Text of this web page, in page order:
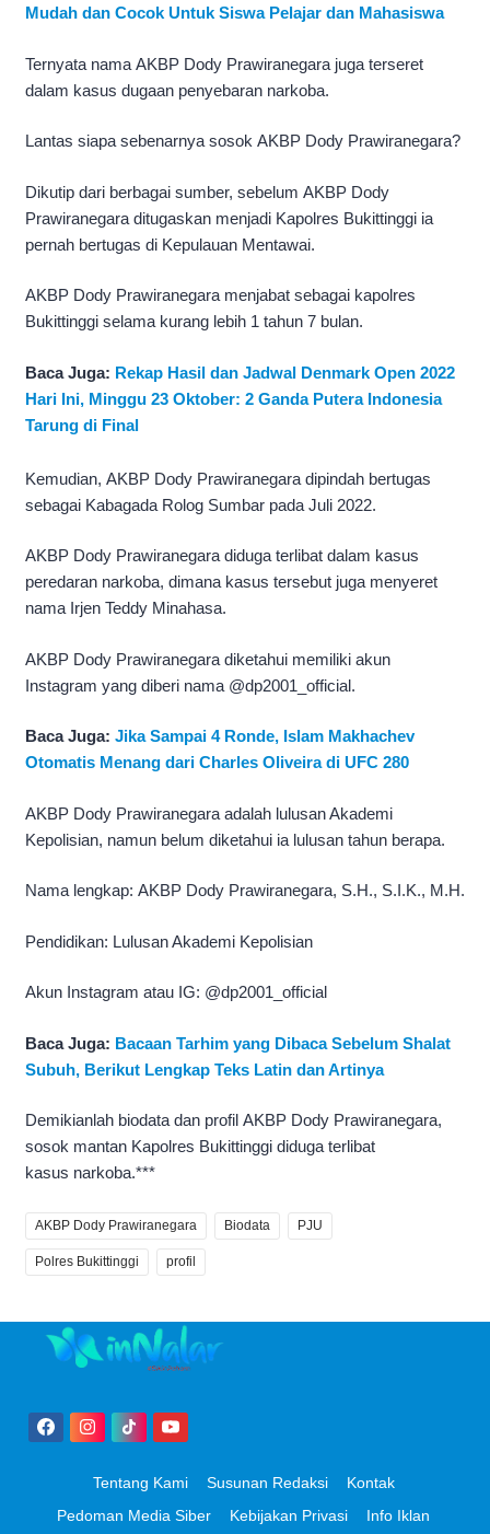
Mudah dan Cocok Untuk Siswa Pelajar dan Mahasiswa
Ternyata nama AKBP Dody Prawiranegara juga terseret
dalam kasus dugaan penyebaran narkoba.
Lantas siapa sebenarnya sosok AKBP Dody Prawiranegara?
Dikutip dari berbagai sumber, sebelum AKBP Dody
Prawiranegara ditugaskan menjadi Kapolres Bukittinggi ia
pernah bertugas di Kepulauan Mentawai.
AKBP Dody Prawiranegara menjabat sebagai kapolres
Bukittinggi selama kurang lebih 1 tahun 7 bulan.
Baca Juga: Rekap Hasil dan Jadwal Denmark Open 2022
Hari Ini, Minggu 23 Oktober: 2 Ganda Putera Indonesia
Tarung di Final
Kemudian, AKBP Dody Prawiranegara dipindah bertugas
sebagai Kabagada Rolog Sumbar pada Juli 2022.
AKBP Dody Prawiranegara diduga terlibat dalam kasus
peredaran narkoba, dimana kasus tersebut juga menyeret
nama Irjen Teddy Minahasa.
AKBP Dody Prawiranegara diketahui memiliki akun
Instagram yang diberi nama @dp2001_official.
Baca Juga: Jika Sampai 4 Ronde, Islam Makhachev
Otomatis Menang dari Charles Oliveira di UFC 280
AKBP Dody Prawiranegara adalah lulusan Akademi
Kepolisian, namun belum diketahui ia lulusan tahun berapa.
Nama lengkap: AKBP Dody Prawiranegara, S.H., S.I.K., M.H.
Pendidikan: Lulusan Akademi Kepolisian
Akun Instagram atau IG: @dp2001_official
Baca Juga: Bacaan Tarhim yang Dibaca Sebelum Shalat
Subuh, Berikut Lengkap Teks Latin dan Artinya
Demikianlah biodata dan profil AKBP Dody Prawiranegara,
sosok mantan Kapolres Bukittinggi diduga terlibat
kasus narkoba.***
AKBP Dody Prawiranegara Biodata PJU
Polres Bukittinggi profil
Tentang Kami Susunan Redaksi
Kontak
Pedoman Media Siber
Kebijakan Privasi Info Iklan